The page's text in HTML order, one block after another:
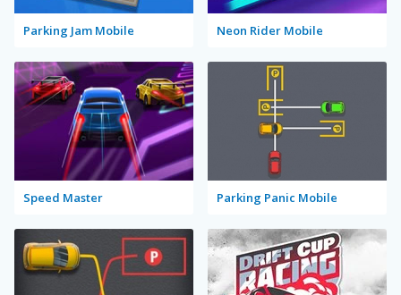
Parking Jam Mobile Neon Rider Mobile
Speed Master Parking Panic Mobile